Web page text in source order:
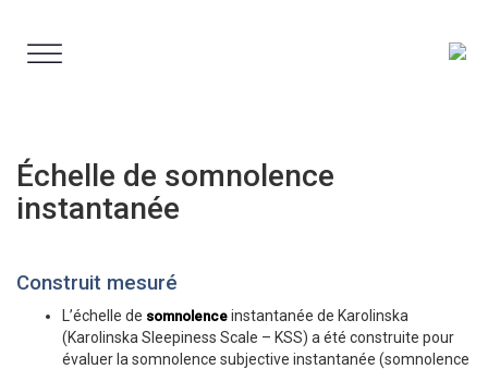
contenu
Échelle de somnolence
instantanée
Construit mesuré
L’échelle de somnolence instantanée de Karolinska
(Karolinska Sleepiness Scale – KSS) a été construite pour
évaluer la somnolence subjective instantanée (somnolence